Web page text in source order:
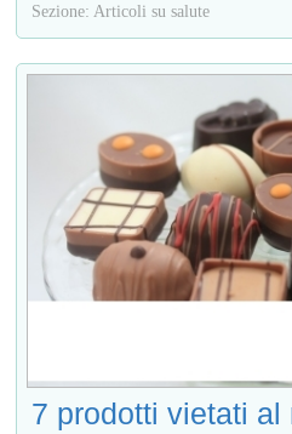
Sezione: Articoli su salute
7 prodotti vietati al